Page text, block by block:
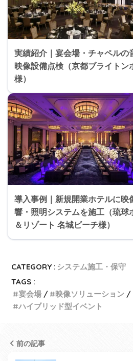
実績紹介｜宴会場・チャペルの
映像設備点検（京都ブライトン
様）
導入事例｜新規開業ホテルに映
響・照明システムを施工（琉球
＆リゾート 名城ビーチ様）
CATEGORY : システム施工・保守
TAGS :
宴会場
映像ソリューション
ハイブリッド型イベント
前の記事